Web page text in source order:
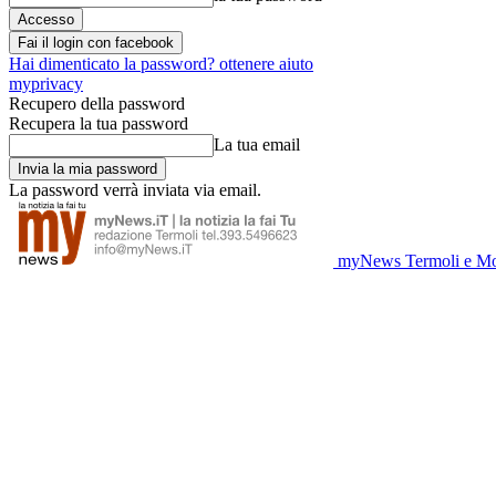
Fai il login con facebook
Hai dimenticato la password? ottenere aiuto
myprivacy
Recupero della password
Recupera la tua password
La tua email
La password verrà inviata via email.
myNews Termoli e